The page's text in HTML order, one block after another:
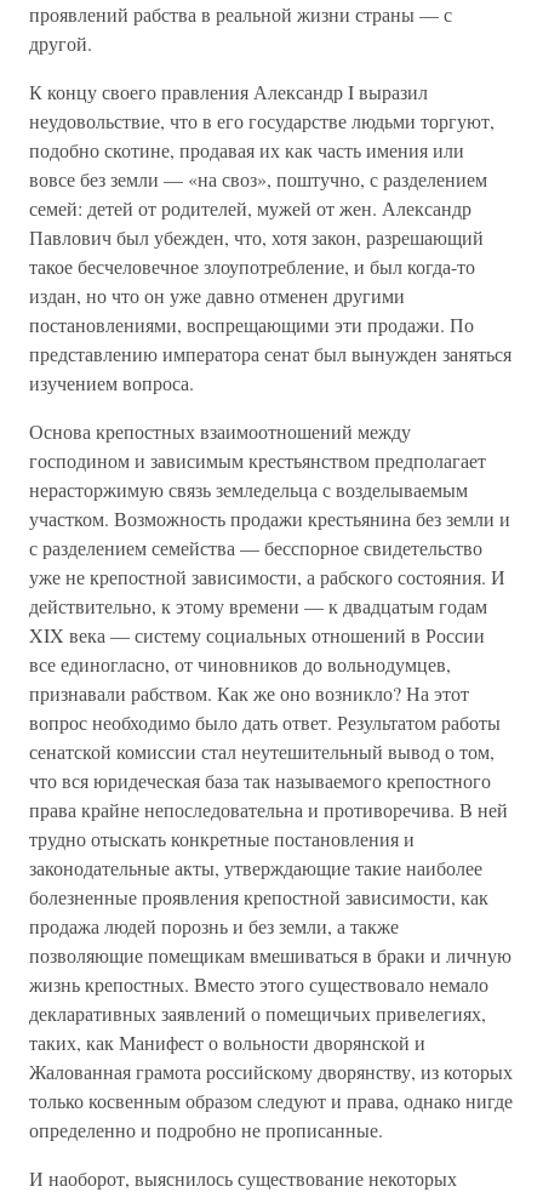
проявлений рабства в реальной жизни страны — с
другой.
К концу своего правления Александр I выразил
неудовольствие, что в его государстве людьми торгуют,
подобно скотине, продавая их как часть имения или
вовсе без земли — «на своз», поштучно, с разделением
семей: детей от родителей, мужей от жен. Александр
Павлович был убежден, что, хотя закон, разрешающий
такое бесчеловечное злоупотребление, и был когда-то
издан, но что он уже давно отменен другими
постановлениями, воспрещающими эти продажи. По
представлению императора сенат был вынужден заняться
изучением вопроса.
Основа крепостных взаимоотношений между
господином и зависимым крестьянством предполагает
нерасторжимую связь земледельца с возделываемым
участком. Возможность продажи крестьянина без земли и
с разделением семейства — бесспорное свидетельство
уже не крепостной зависимости, а рабского состояния. И
действительно, к этому времени — к двадцатым годам
XIX века — систему социальных отношений в России
все единогласно, от чиновников до вольнодумцев,
признавали рабством. Как же оно возникло? На этот
вопрос необходимо было дать ответ. Результатом работы
сенатской комиссии стал неутешительный вывод о том,
что вся юридеческая база так называемого крепостного
права крайне непоследовательна и противоречива. В ней
трудно отыскать конкретные постановления и
законодательные акты, утверждающие такие наиболее
болезненные проявления крепостной зависимости, как
продажа людей порознь и без земли, а также
позволяющие помещикам вмешиваться в браки и личную
жизнь крепостных. Вместо этого существовало немало
декларативных заявлений о помещичьих привелегиях,
таких, как Манифест о вольности дворянской и
Жалованная грамота российскому дворянству, из которых
только косвенным образом следуют и права, однако нигде
определенно и подробно не прописанные.
И наоборот, выяснилось существование некоторых